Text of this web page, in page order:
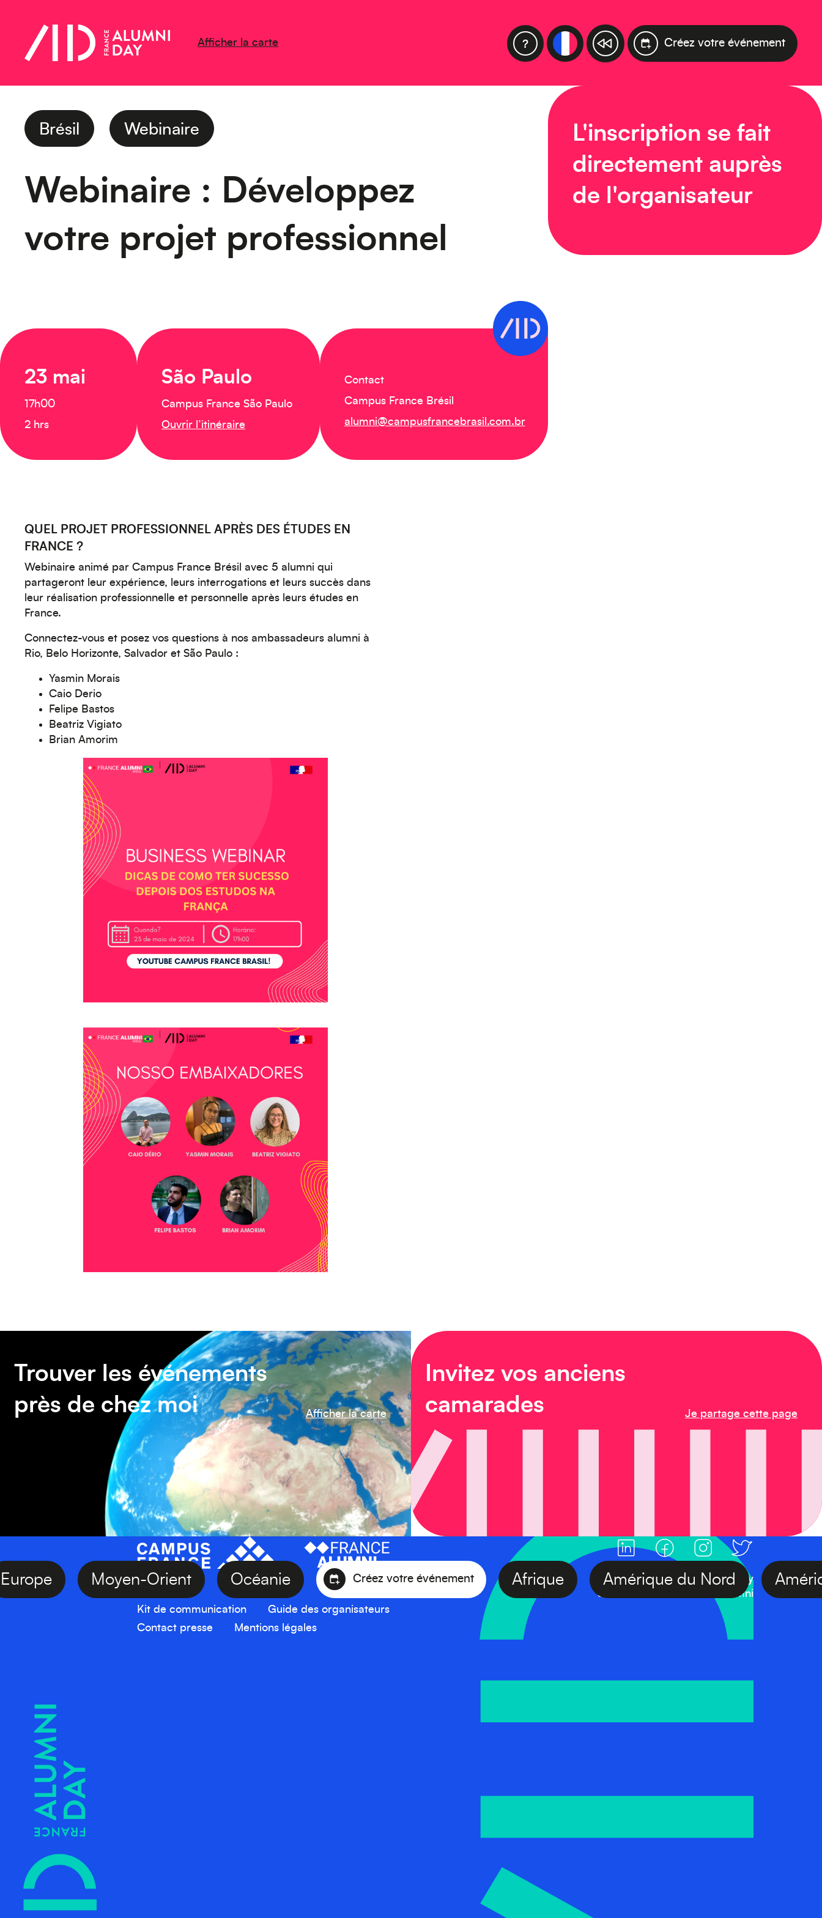
Afficher la carte Créez votre événement
Brésil Webinaire
Webinaire : Développez
votre projet professionnel
23 mai
17h00
2 hrs
São Paulo
Campus France São Paulo
Ouvrir l’itinéraire
Contact
Campus France Brésil
alumni@campusfrancebrasil.com.br
QUEL PROJET PROFESSIONNEL APRÈS DES ÉTUDES EN
FRANCE ?
Webinaire animé par Campus France Brésil avec 5 alumni qui
partageront leur expérience, leurs interrogations et leurs succès dans
leur réalisation professionnelle et personnelle après leurs études en
France.
Connectez-vous et posez vos questions à nos ambassadeurs alumni à
Rio, Belo Horizonte, Salvador et São Paulo :
Yasmin Morais
Caio Derio
Felipe Bastos
Beatriz Vigiato
Brian Amorim
L'inscription se fait
directement auprès
de l'organisateur
Trouver les événements
près de chez moi
Afficher la carte
Invitez vos anciens
camarades
Je partage cette page
Europe Moyen-Orient Océanie Créez votre événement Afrique Amérique du Nord
Kit de communication
Guide des organisateurs
Contact presse
Mentions légales
#FranceAlumniDay
Suivre l'actualité France Alumni